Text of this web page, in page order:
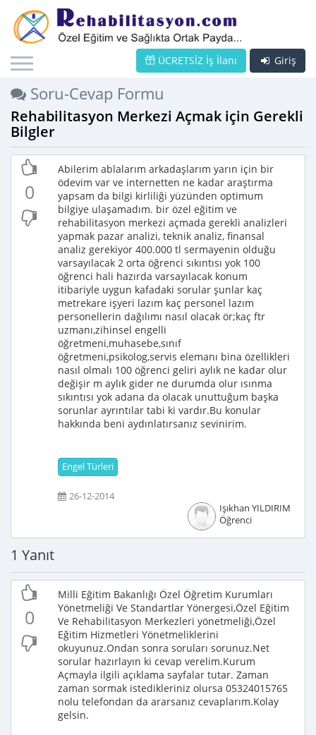
Giriş
ÜCRETSİZ İş İlanı
Soru-Cevap Formu
Rehabilitasyon Merkezi Açmak için Gerekli
Bilgler
0
Abilerim ablalarım arkadaşlarım yarın için bir
ödevim var ve internetten ne kadar araştırma
yapsam da bilgi kirliliği yüzünden optimum
bilgiye ulaşamadım. bir özel eğitim ve
rehabilitasyon merkezi açmada gerekli analizleri
yapmak pazar analizi, teknik analiz, finansal
analiz gerekiyor 400.000 tl sermayenin olduğu
varsayılacak 2 orta öğrenci sıkıntısı yok 100
öğrenci hali hazırda varsayılacak konum
itibariyle uygun kafadaki sorular şunlar kaç
metrekare işyeri lazım kaç personel lazım
personellerin dağılımı nasıl olacak ör;kaç ftr
uzmanı,zihinsel engelli
öğretmeni,muhasebe,sınıf
öğretmeni,psikolog,servis elemanı bina özellikleri
nasıl olmalı 100 öğrenci geliri aylık ne kadar olur
değişir m aylık gider ne durumda olur ısınma
sıkıntısı yok adana da olacak unuttuğum başka
sorunlar ayrıntılar tabi ki vardır.Bu konular
hakkında beni aydınlatırsanız sevinirim.
Engel Türleri
26-12-2014
Işıkhan YILDIRIM
Öğrenci
1 Yanıt
0
Milli Eğitim Bakanlığı Özel Öğretim Kurumları
Yönetmeliği Ve Standartlar Yönergesi,Özel Eğitim
Ve Rehabilitasyon Merkezleri yönetmeliği,Özel
Eğitim Hizmetleri Yönetmeliklerini
okuyunuz.Ondan sonra soruları sorunuz.Net
sorular hazırlayın ki cevap verelim.Kurum
Açmayla ilgili açıklama sayfalar tutar. Zaman
zaman sormak istedikleriniz olursa 05324015765
nolu telefondan da ararsanız cevaplarım.Kolay
gelsin.